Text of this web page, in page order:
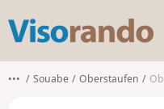
s
o
••• Souabe Oberstaufen